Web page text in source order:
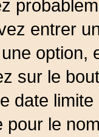
entrer
option,
sur le
date
pour le